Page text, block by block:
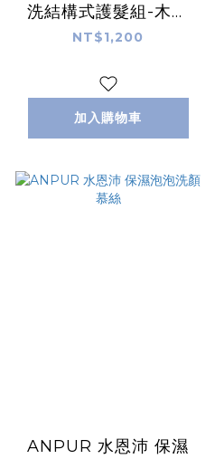
洗結構式護髮組-木質
調
NT$1,200
加入購物車
ANPUR 水恩沛 保濕